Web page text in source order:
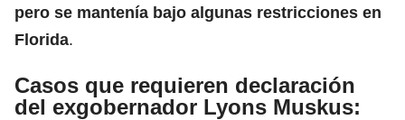
pero se mantenía bajo algunas restricciones en
Florida.
Casos que requieren declaración
del exgobernador Lyons Muskus: